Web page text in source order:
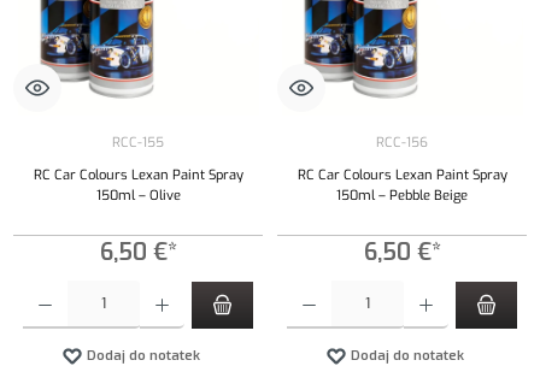
RCC-155
RC Car Colours Lexan Paint Spray
150ml – Olive
6,50 €*
Dodaj do notatek
RCC-156
RC Car Colours Lexan Paint Spray
150ml – Pebble Beige
6,50 €*
Dodaj do notatek